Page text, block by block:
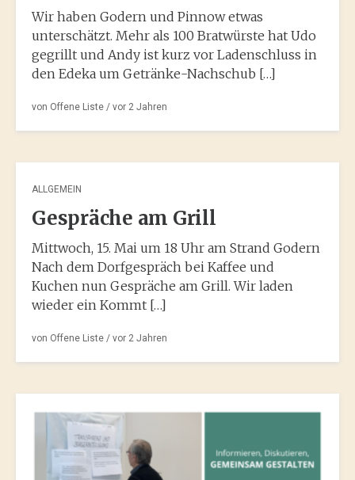
Wir haben Godern und Pinnow etwas
unterschätzt. Mehr als 100 Bratwürste hat Udo
gegrillt und Andy ist kurz vor Ladenschluss in
den Edeka um Getränke-Nachschub […]
von Offene Liste / vor 2 Jahren
ALLGEMEIN
Gespräche am Grill
Mittwoch, 15. Mai um 18 Uhr am Strand Godern
Nach dem Dorfgespräch bei Kaffee und
Kuchen nun Gespräche am Grill. Wir laden
wieder ein Kommt […]
von Offene Liste / vor 2 Jahren